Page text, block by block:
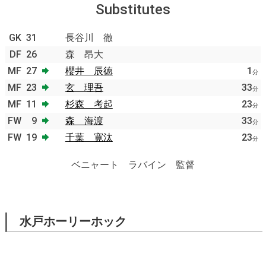
Substitutes
GK 31
長谷川 徹
DF 26
森 昂大
MF 27 櫻井 辰徳 1 分
MF 23 玄 理吾 33分
MF 11 杉森 考起 23分
FW 9 森 海渡 33分
FW 19 千葉 寛汰 23分
ベニャート ラバイン 監督
水戸ホーリーホック